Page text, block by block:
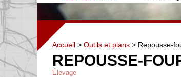
Accueil > Outils et plans > Repousse-
REPOUSSE-
Élevage